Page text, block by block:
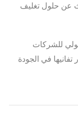
عن حلول تغليف
للشركات
في الجودة